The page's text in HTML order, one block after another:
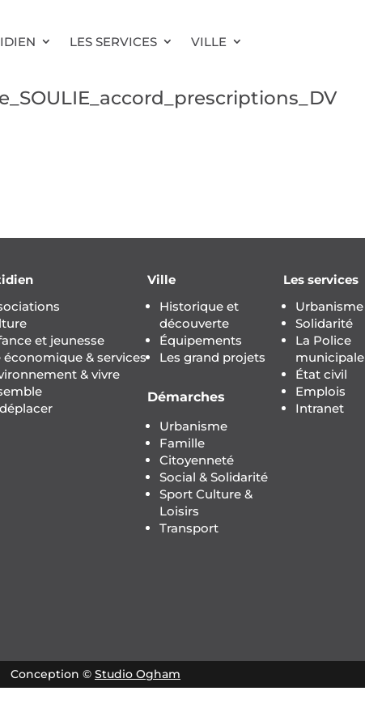
LES SERVICES VILLE
et jeunesse
économique & services
& vivre
Ville
Historique et
découverte
Équipements
Les grand projets
Démarches
Urbanisme
Famille
Citoyenneté
Social & Solidarité
Sport Culture &
Loisirs
Transport
Les services
Urbanisme
Solidarité
La Police
municipale
État civil
Emplois
Intranet
Conception © Studio Ogham